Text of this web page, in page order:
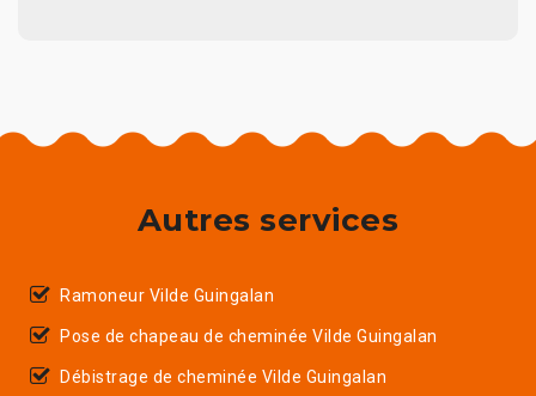
Autres services
Ramoneur Vilde Guingalan
Pose de chapeau de cheminée Vilde Guingalan
Débistrage de cheminée Vilde Guingalan